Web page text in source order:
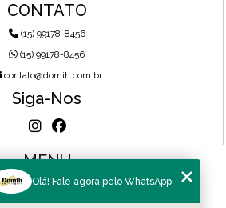
CONTATO
(15) 99178-8456
(15) 99178-8456
contato@domih.com.br
Siga-Nos
MENU
HOME
Olá! Fale agora pelo WhatsApp